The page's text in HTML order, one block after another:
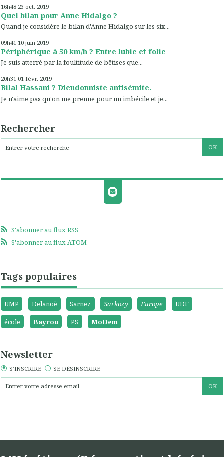
16h48 23 oct. 2019
Quel bilan pour Anne Hidalgo ?
Quand je considère le bilan d'Anne Hidalgo sur les six...
09h41 10 juin 2019
Périphérique à 50 km/h ? Entre lubie et folie
Je suis atterré par la foultitude de bêtises que...
20h31 01 févr. 2019
Bilal Hassani ? Dieudonniste antisémite.
Je n'aime pas qu'on me prenne pour un imbécile et je...
Rechercher
S'abonner au flux RSS
S'abonner au flux ATOM
Tags populaires
UMP Delanoë Sarnez Sarkozy Europe
UDF
école
Bayrou PS MoDem
Newsletter
S'INSCRIRE SE DÉSINSCRIRE